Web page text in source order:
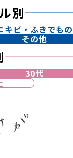
別
キビ・ふきでもの
その他
30代